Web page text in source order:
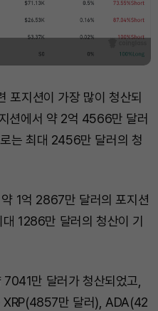
포지션이 가장 많이 청산되
션에서 약 2억 4566만 달러
는 최대 2456만 달러의 청
1억 2867만 달러의 포지션
1286만 달러의 청산이 기
만 달러가 청산되었고,
XRP(4857만 달러), ADA(42